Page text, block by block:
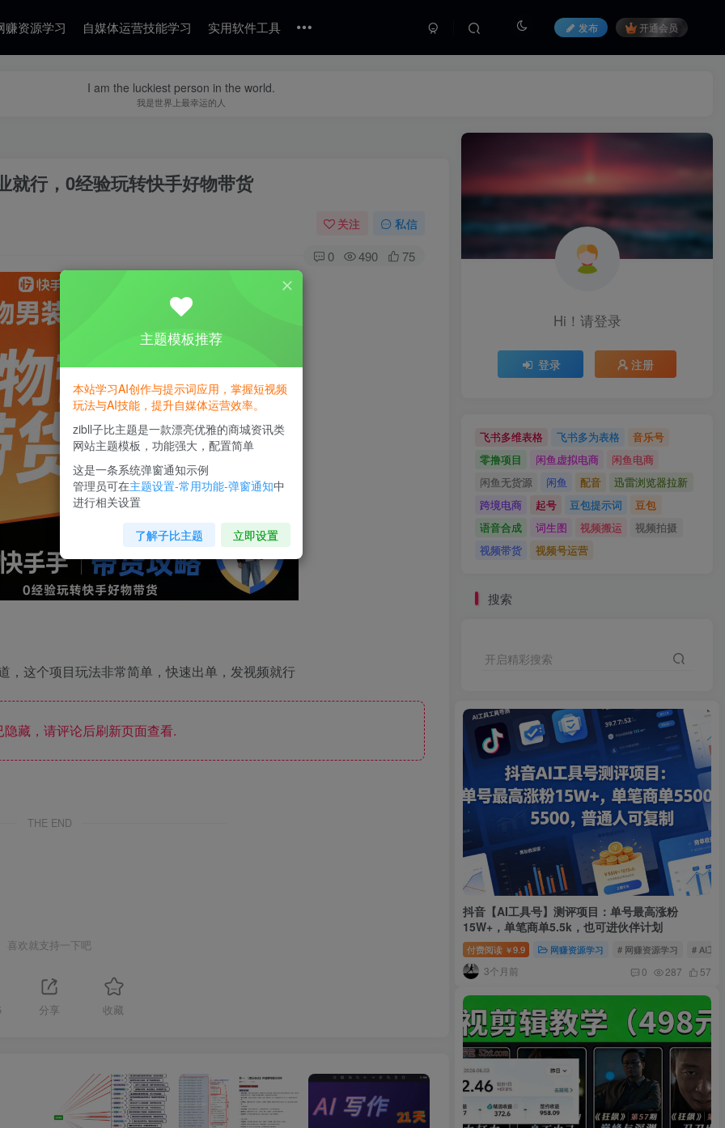
赚资源学习 自媒体运营技能学习 实用软件工具 发布 开通会员
I am the luckiest person in the world.
我是世界上最幸运的人
就行，0经验玩转快手好物带货
关注 私信
0 490 75
，这个项目玩法非常简单，快速出单，发视频就行
隐藏，请评论后刷新页面查看.
THE END
喜欢就支持一下吧
分享 收藏
Hi！请登录
登录 注册
飞书多维表格 飞书多为表格
音乐号
零撸项目
闲鱼虚拟电商
闲鱼电商
闲鱼无货源
闲鱼 配音
迅雷浏览器拉新
跨境电商
起号 豆包提示词
豆包
语音合成
词生图 视频搬运
视频拍摄
视频带货
视频号运营
搜索
开启精彩搜索
抖音【AI工具号】测评项目：单号最高涨粉
15W+，单笔商单5.5k，也可进伙伴计划
付费阅读 ￥9.9 网赚资源学习 # 网赚资源学习 # AI工
3个月前 0 287 57
主题模板推荐
本站学习AI创作与提示词应用，掌握短视频
玩法与AI技能，提升自媒体运营效率。
zibll子比主题是一款漂亮优雅的商城资讯类
网站主题模板，功能强大，配置简单
这是一条系统弹窗通知示例
管理员可在主题设置-常用功能-弹窗通知中
进行相关设置
了解子比主题 立即设置